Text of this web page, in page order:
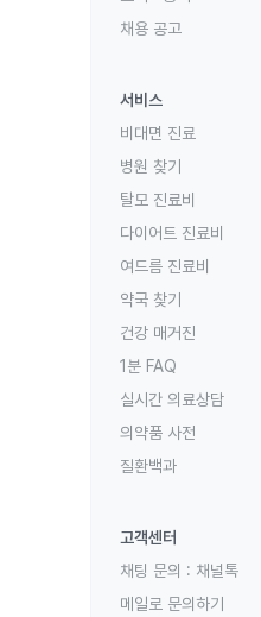
채용 공고
서비스
비대면 진료
병원 찾기
탈모 진료비
다이어트 진료비
여드름 진료비
약국 찾기
건강 매거진
1분 FAQ
실시간 의료상담
의약품 사전
질환백과
고객센터
채팅 문의 : 채널톡
메일로 문의하기